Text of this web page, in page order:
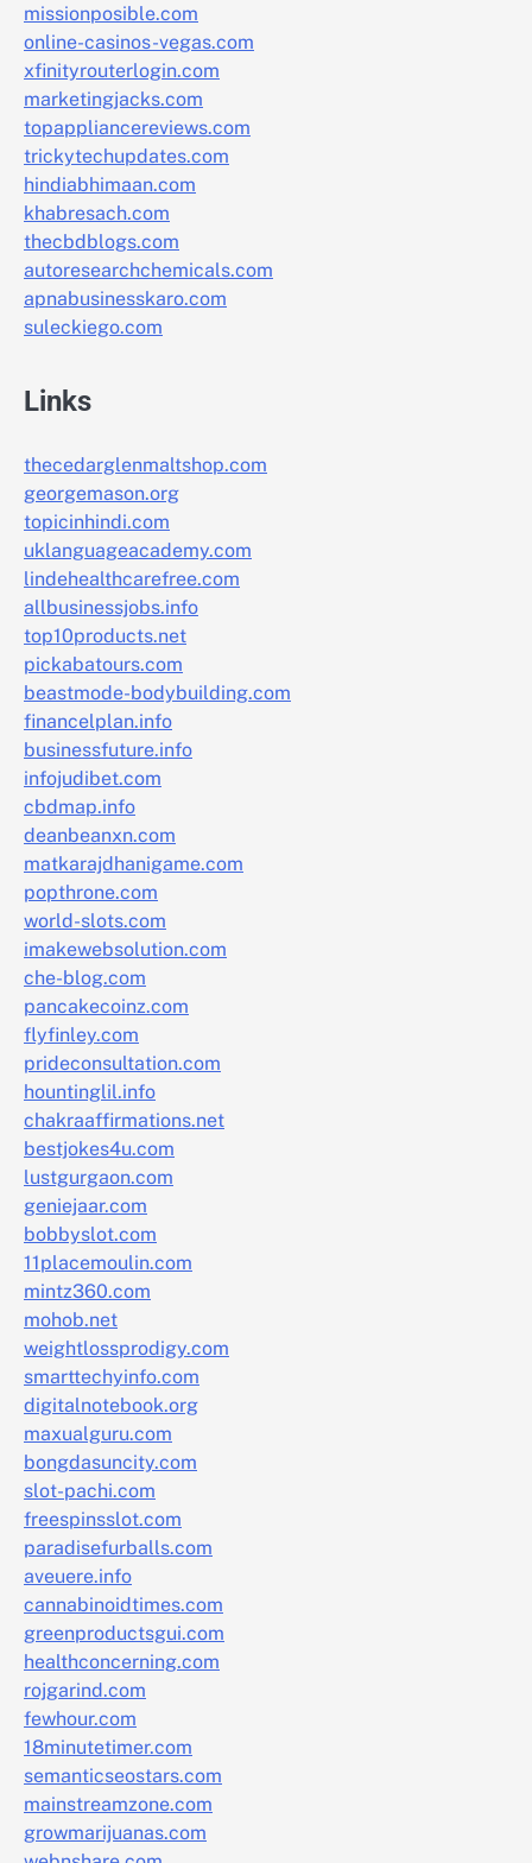
missionposible.com
online-casinos-vegas.com
xfinityrouterlogin.com
marketingjacks.com
topappliancereviews.com
trickytechupdates.com
hindiabhimaan.com
khabresach.com
thecbdblogs.com
autoresearchchemicals.com
apnabusinesskaro.com
suleckiego.com
Links
thecedarglenmaltshop.com
georgemason.org
topicinhindi.com
uklanguageacademy.com
lindehealthcarefree.com
allbusinessjobs.info
top10products.net
pickabatours.com
beastmode-bodybuilding.com
financelplan.info
businessfuture.info
infojudibet.com
cbdmap.info
deanbeanxn.com
matkarajdhanigame.com
popthrone.com
world-slots.com
imakewebsolution.com
che-blog.com
pancakecoinz.com
flyfinley.com
prideconsultation.com
hountinglil.info
chakraaffirmations.net
bestjokes4u.com
lustgurgaon.com
geniejaar.com
bobbyslot.com
11placemoulin.com
mintz360.com
mohob.net
weightlossprodigy.com
smarttechyinfo.com
digitalnotebook.org
maxualguru.com
bongdasuncity.com
slot-pachi.com
freespinsslot.com
paradisefurballs.com
aveuere.info
cannabinoidtimes.com
greenproductsgui.com
healthconcerning.com
rojgarind.com
fewhour.com
18minutetimer.com
semanticseostars.com
mainstreamzone.com
growmarijuanas.com